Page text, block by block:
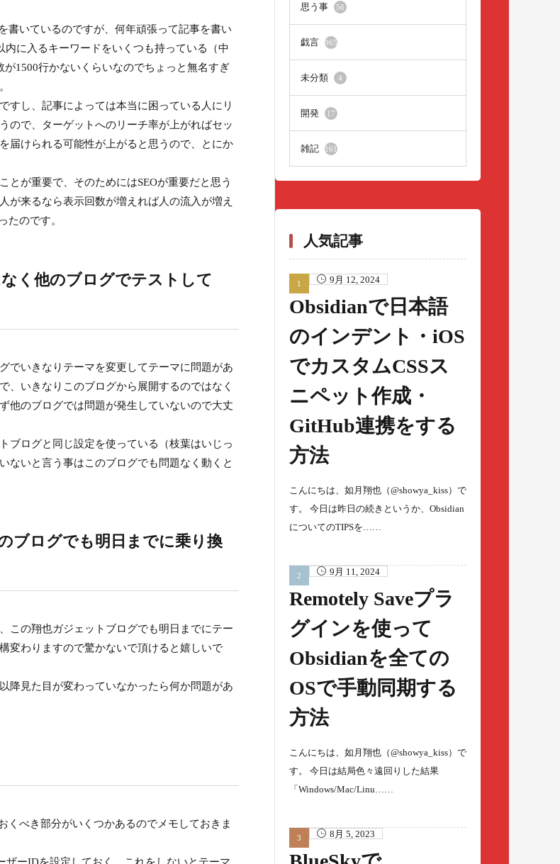
いているのですが、何年頑張って記事を書い
に入るキーワードをいくつも持っている（中
1500行かないくらいなのでちょっと無名すぎ
し、記事によっては本当に困っている人にリ
ので、ターゲットへのリーチ率が上がればセッ
届けられる可能性が上がると思うので、とにか
が重要で、そのためにはSEOが重要だと思う
が来るなら表示回数が増えれば人の流入が増え
たのです。
く他のブログでテストして
でいきなりテーマを変更してテーマに問題があ
、いきなりこのブログから展開するのではなく
他のブログでは問題が発生していないので大丈
ログと同じ設定を使っている（枝葉はいじっ
ないと言う事はこのブログでも問題なく動くと
ブログでも明日までに乗り換
この翔也ガジェットブログでも明日までにテー
変わりますので驚かないで頂けると嬉しいで
降見た目が変わっていなかったら何か問題があ
べき部分がいくつかあるのでメモしておきま
思う事 56
戯言 965
未分類 4
開発 17
雑記 161
人気記事
9月 12, 2024
Obsidianで日本語
のインデント・iOS
でカスタムCSSス
ニペット作成・
GitHub連携をする
方法
こんにちは、如月翔也（@showya_kiss）で
す。 今日は昨日の続きというか、Obsidian
についてのTIPSを……
9月 11, 2024
Remotely Saveプラ
グインを使って
Obsidianを全ての
OSで手動同期する
方法
こんにちは、如月翔也（@showya_kiss）で
す。 今日は結局色々遠回りした結果
「Windows/Mac/Linu……
8月 5, 2023